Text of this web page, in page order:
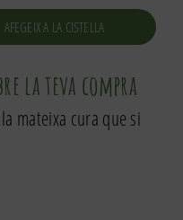
AFEGEIX A LA CISTELLA
la teva compra
mateixa cura que si